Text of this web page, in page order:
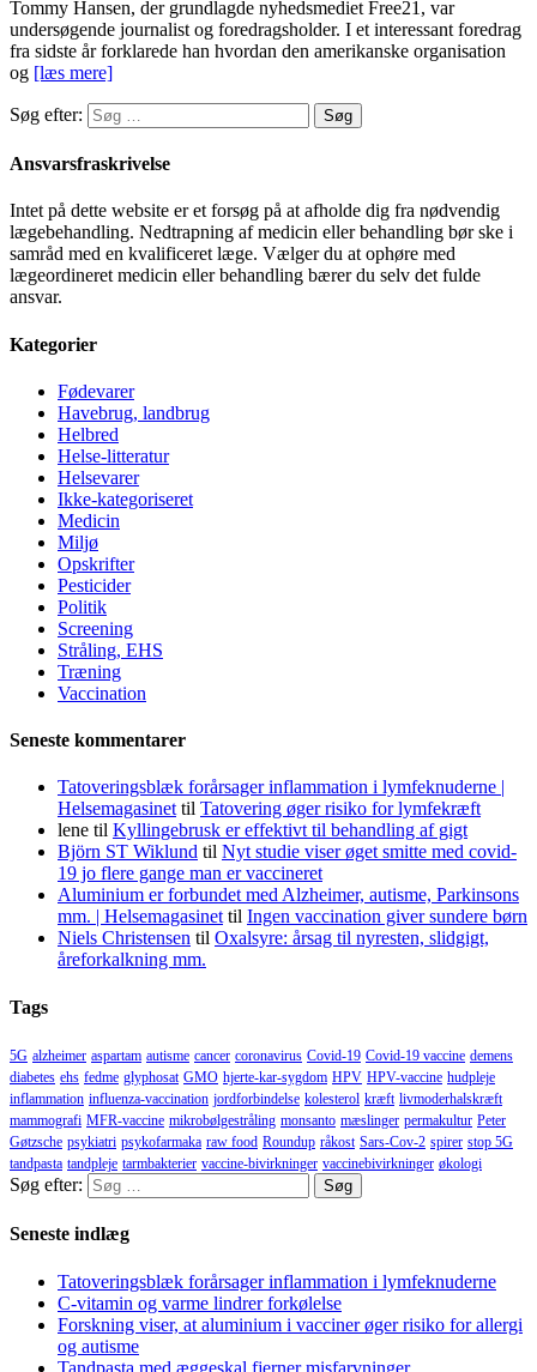
Tommy Hansen, der grundlagde nyhedsmediet Free21, var
undersøgende journalist og foredragsholder. I et interessant foredrag
fra sidste år forklarede han hvordan den amerikanske organisation
og [læs mere]
Søg efter:
Ansvarsfraskrivelse
Intet på dette website er et forsøg på at afholde dig fra nødvendig
lægebehandling. Nedtrapning af medicin eller behandling bør ske i
samråd med en kvalificeret læge. Vælger du at ophøre med
lægeordineret medicin eller behandling bærer du selv det fulde
ansvar.
Kategorier
Fødevarer
Havebrug, landbrug
Helbred
Helse-litteratur
Helsevarer
Ikke-kategoriseret
Medicin
Miljø
Opskrifter
Pesticider
Politik
Screening
Stråling, EHS
Træning
Vaccination
Seneste kommentarer
Tatoveringsblæk forårsager inflammation i lymfeknuderne |
Helsemagasinettil Tatovering øger risiko for lymfekræft
lene til Kyllingebrusk er effektivt til behandling af gigt
Björn ST Wiklund til Nyt studie viser øget smitte med covid-
19 jo flere gange man er vaccineret
Aluminium er forbundet med Alzheimer, autisme, Parkinsons
mm. | Helsemagasinettil Ingen vaccination giver sundere børn
Niels Christensen til Oxalsyre: årsag til nyresten, slidgigt,
åreforkalkning mm.
Tags
5G alzheimer aspartam autisme cancer coronavirus Covid-19 Covid-19 vaccine demens
diabetes ehs fedme glyphosat GMO hjerte-kar-sygdom HPV HPV-vaccine hudpleje
inflammation influenza-vaccination jordforbindelse kolesterol kræft livmoderhalskræft
mammografi MFR-vaccine mikrobølgestråling monsanto mæslinger permakultur Peter
Gøtzsche psykiatri psykofarmaka raw food Roundup råkost Sars-Cov-2 spirer stop 5G
tandpasta tandpleje tarmbakterier vaccine-bivirkninger vaccinebivirkninger økologi
Søg efter:
Seneste indlæg
Tatoveringsblæk forårsager inflammation i lymfeknuderne
C-vitamin og varme lindrer forkølelse
Forskning viser, at aluminium i vacciner øger risiko for allergi
og autisme
Tandpasta med æggeskal fjerner misfarvninger